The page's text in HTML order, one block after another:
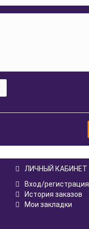
ЛИЧНЫЙ КАБИНЕТ
Вход/регистрация
История заказов
Мои закладки